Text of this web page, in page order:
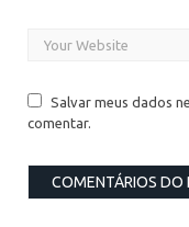
Salvar meus dados
comentar.